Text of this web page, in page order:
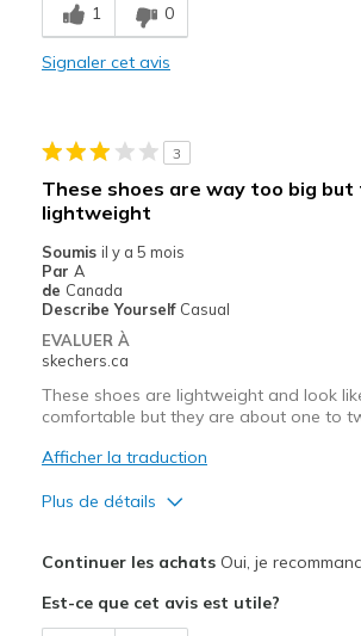
Comfortable
Wear Out Quickly
Les meilleures utilisations
Casual Wear
Width
Feels true to width
Sizing
View On Shoes
1 0
Signaler cet avis
3
These shoes are way too big but
lightweight
Soumis il y a 5 mois
Par A
de Canada
Describe Yourself Casual
EVALUER À
skechers.ca
These shoes are lightweight and look
comfortable but they are about one to
Afficher la traduction
Plus de détails
Stylish
Continuer les achatsOui, je
Est-ce que cet avis est utile?